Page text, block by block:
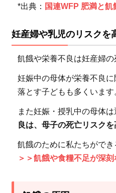
支援
3.1
緊急
食料
支援
3.2
から
の自
立支
援
*出典： 国連WFP 肥満と飢
妊産婦や乳児のリスクを
飢餓や栄養不良は妊産婦の
妊娠中の母体が栄養不良
落とす子どもも多くいます
また妊娠・授乳中の母体
良は、母子の死亡リスク
飢餓のために私たちがで
＞＞飢餓や食糧不足が深